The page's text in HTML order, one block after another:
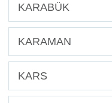
KARABÜK
KARAMAN
KARS